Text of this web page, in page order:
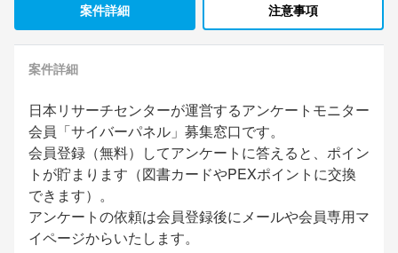
案件詳細 注意事項
案件詳細
日本リサーチセンターが運営するアンケートモニター
会員「サイバーパネル」募集窓口です。
会員登録（無料）してアンケートに答えると、ポイン
トが貯まります（図書カードやPEXポイントに交換
できます）。
アンケートの依頼は会員登録後にメールや会員専用マ
イページからいたします。